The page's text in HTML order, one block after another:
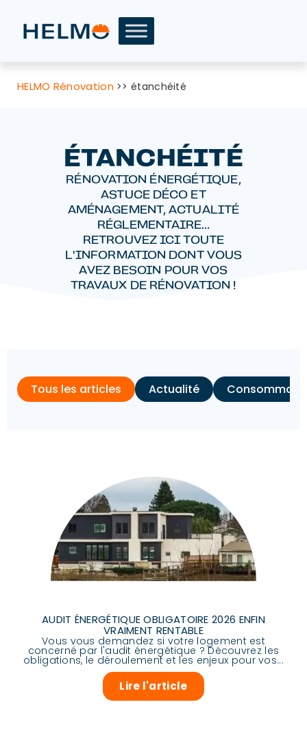
HELMO Rénovation>>étanchéité
ÉTANCHÉITÉ
RÉNOVATION ÉNERGÉTIQUE,
ASTUCE DÉCO ET
AMÉNAGEMENT, ACTUALITÉ
RÉGLEMENTAIRE...
RETROUVEZ ICI TOUTE
L'INFORMATION DONT VOUS
AVEZ BESOIN POUR VOS
TRAVAUX DE RÉNOVATION !
Actualité
Tous les articles
AUDIT ÉNERGÉTIQUE OBLIGATOIRE 2026 ENFIN
VRAIMENT RENTABLE
Vous vous demandez si votre logement est
concerné par l'audit énergétique ? Découvrez les
obligations, le déroulement et les enjeux pour vos...
Lire l'article